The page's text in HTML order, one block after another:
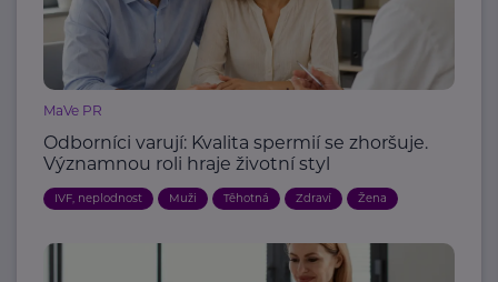
MaVe PR
Odborníci varují: Kvalita spermií se zhoršuje.
Významnou roli hraje životní styl
IVF, neplodnost Muži Těhotná Zdraví Žena